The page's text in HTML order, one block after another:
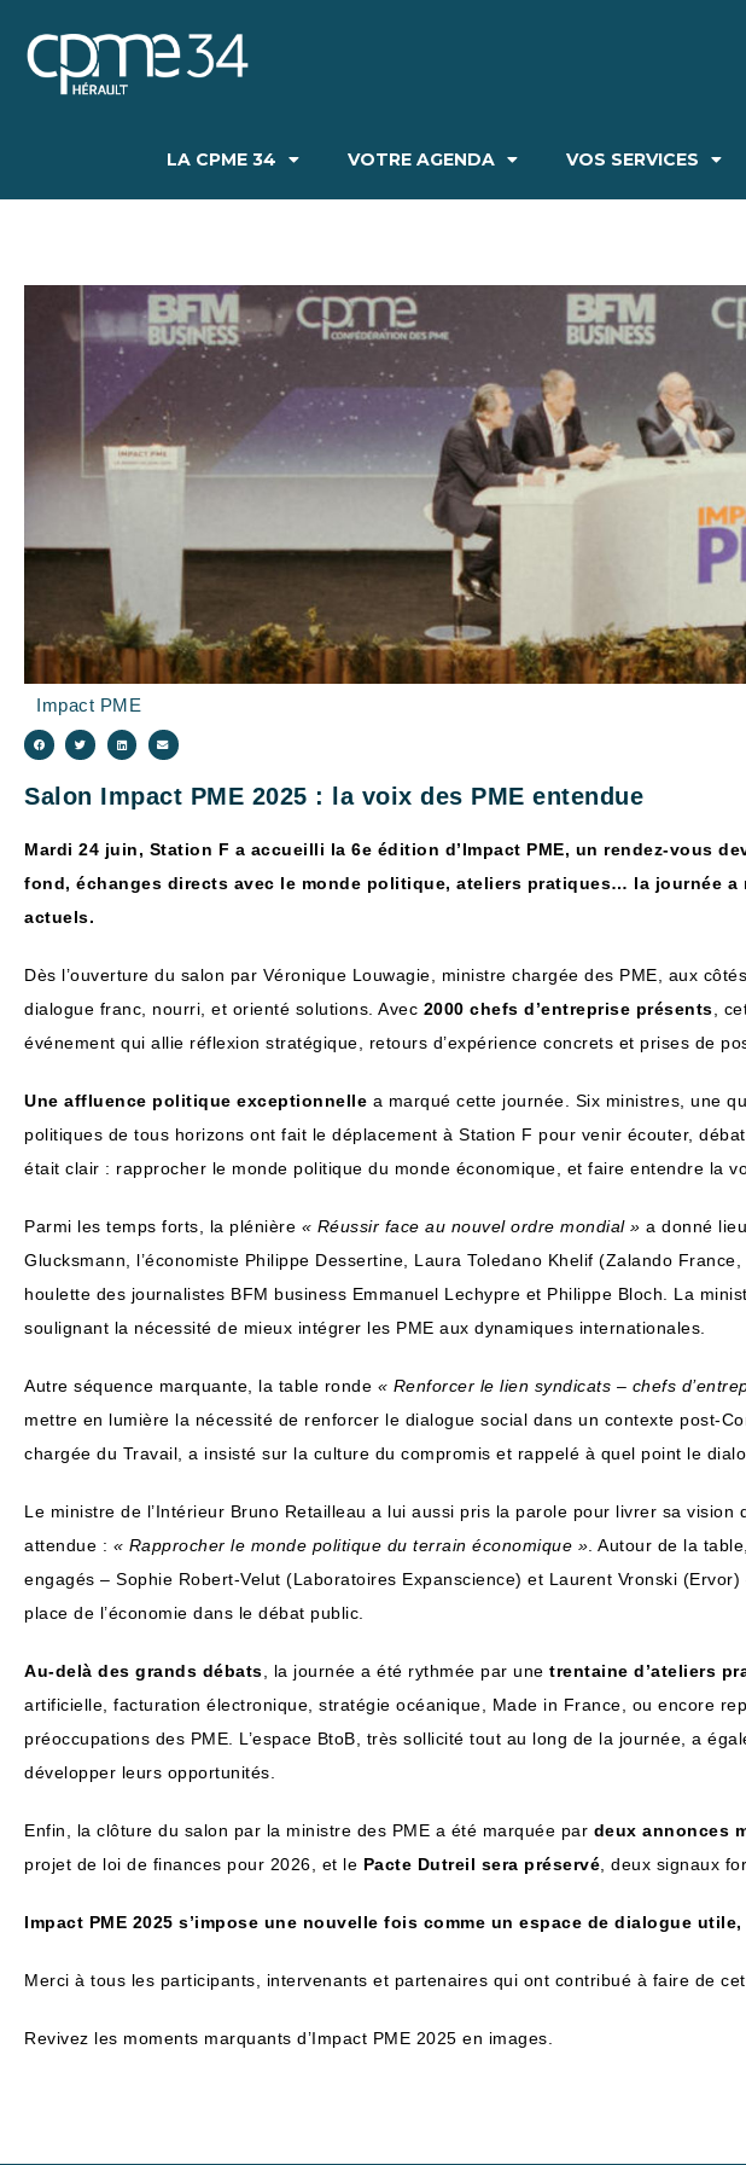
LA CPME 34 VOTRE AGENDA VOS SERVICES
Impact PME
Salon Impact PME 2025 : la voix des PME entendue
Mardi 24 juin, Station F a accueilli la 6e édition d’Impact PME, un rendez-vous
fond, échanges directs avec le monde politique, ateliers pratiques… la journée a
actuels.
Dès l’ouverture du salon par Véronique Louwagie, ministre chargée des PME, aux
dialogue franc, nourri, et orienté solutions. Avec 2000 chefs d’entreprise présents ,
événement qui allie réflexion stratégique, retours d’expérience concrets et prises de
Une affluence politique exceptionnelle a marqué cette journée. Six ministres, une
politiques de tous horizons ont fait le déplacement à Station F pour venir écouter,
était clair : rapprocher le monde politique du monde économique, et faire entendre la
Parmi les temps forts, la plénière « Réussir face au nouvel ordre mondial » a donné
Glucksmann, l’économiste Philippe Dessertine, Laura Toledano Khelif (Zalando
houlette des journalistes BFM business Emmanuel Lechypre et Philippe Bloch. La
soulignant la nécessité de mieux intégrer les PME aux dynamiques internationales.
Autre séquence marquante, la table ronde « Renforcer le lien syndicats – chefs
mettre en lumière la nécessité de renforcer le dialogue social dans un contexte post-
chargée du Travail, a insisté sur la culture du compromis et rappelé à quel point le
Le ministre de l’Intérieur Bruno Retailleau a lui aussi pris la parole pour livrer sa
attendue : « Rapprocher le monde politique du terrain économique » . Autour de la
engagés – Sophie Robert-Velut (Laboratoires Expanscience) et Laurent Vronski
place de l’économie dans le débat public.
Au-delà des grands débats , la journée a été rythmée par une trentaine d’ateliers
artificielle, facturation électronique, stratégie océanique, Made in France, ou encore
préoccupations des PME. L’espace BtoB, très sollicité tout au long de la journée, a
développer leurs opportunités.
Enfin, la clôture du salon par la ministre des PME a été marquée par deux annonces
projet de loi de finances pour 2026, et le Pacte Dutreil sera préservé , deux signaux
Impact PME 2025 s’impose une nouvelle fois comme un espace de dialogue
Merci à tous les participants, intervenants et partenaires qui ont contribué à faire de
Revivez les moments marquants d’Impact PME 2025 en images.